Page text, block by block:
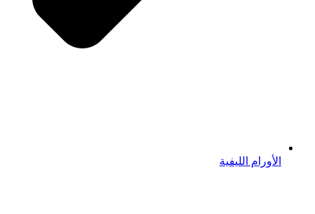
الأورام الليفية